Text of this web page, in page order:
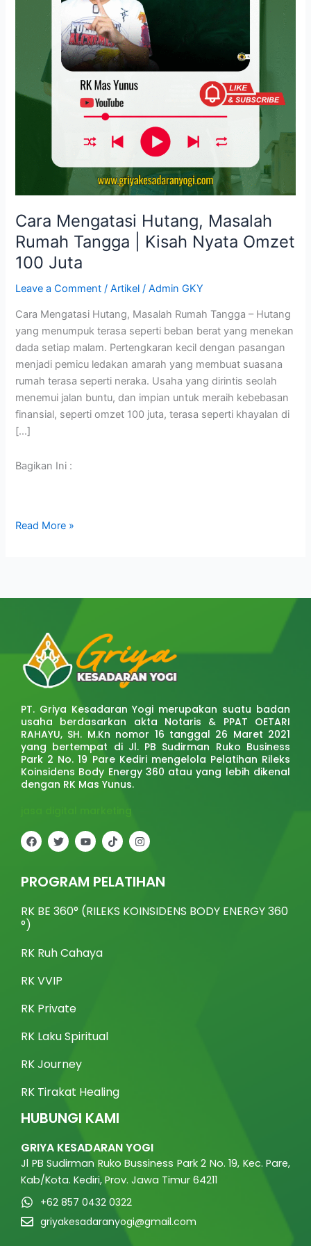
Cara Mengatasi Hutang, Masalah
Rumah Tangga | Kisah Nyata Omzet
100 Juta
Leave a Comment /Artikel /Admin GKY
Cara Mengatasi Hutang, Masalah Rumah Tangga – Hutang
yang menumpuk terasa seperti beban berat yang menekan
dada setiap malam. Pertengkaran kecil dengan pasangan
menjadi pemicu ledakan amarah yang membuat suasana
rumah terasa seperti neraka. Usaha yang dirintis seolah
menemui jalan buntu, dan impian untuk meraih kebebasan
finansial, seperti omzet 100 juta, terasa seperti khayalan di
[…]
Bagikan Ini :
Omzet
100
Read More »
PT. Griya Kesadaran Yogi merupakan suatu badan
usaha berdasarkan akta Notaris & PPAT OETARI
RAHAYU, SH. M.Kn nomor 16 tanggal 26 Maret 2021
yang bertempat di Jl. PB Sudirman Ruko Business
Park 2 No. 19 Pare Kediri mengelola Pelatihan Rileks
Koinsidens Body Energy 360 atau yang lebih dikenal
dengan RK Mas Yunus.
jasa digital marketing
F
a
b
o
k
T
w
t
e
Y
o
u
b
T
i
o
k
I
n
a
g
a
m
PROGRAM PELATIHAN
RK BE 360° (RILEKS KOINSIDENS BODY ENERGY 360
°)
RK Ruh Cahaya
RK VVIP
RK Private
RK Laku Spiritual
RK Journey
RK Tirakat Healing
HUBUNGI KAMI
GRIYA KESADARAN YOGI
Jl PB Sudirman Ruko Bussiness Park 2 No. 19, Kec. Pare,
Kab/Kota. Kediri, Prov. Jawa Timur 64211
+62 857 0432 0322
griyakesadaranyogi@gmail.com